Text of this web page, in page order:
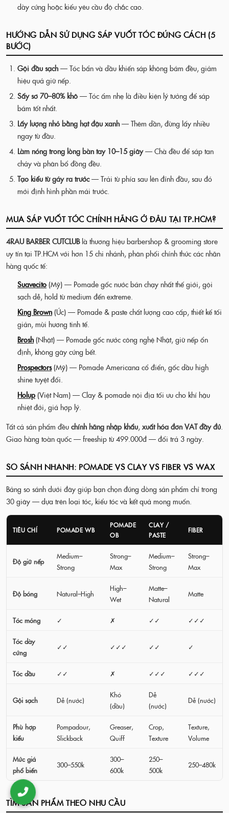
dày cứng hoặc kiểu yêu cầu độ chắc cao.
HƯỚNG DẪN SỬ DỤNG SÁP VUỐT TÓC ĐÚNG CÁCH (5
BƯỚC)
Gội đầu sạch — Tóc bẩn và dầu khiến sáp không bám đều, giảm
hiệu quả giữ nếp.
Sấy sơ 70–80% khô — Tóc ẩm nhẹ là điều kiện lý tưởng để sáp
bám tốt nhất.
Lấy lượng nhỏ bằng hạt đậu xanh — Thêm dần, đừng lấy nhiều
ngay từ đầu.
Làm nóng trong lòng bàn tay 10–15 giây— Chà đều để sáp tan
chảy và phân bổ đồng đều.
Tạo kiểu từ gáy ra trước— Trải từ phía sau lên đỉnh đầu, sau đó
mới định hình phần mái trước.
MUA SÁP VUỐT TÓC CHÍNH HÃNG Ở ĐÂU TẠI TP.HCM?
4RAU BARBER CUTCLUBlà thương hiệu barbershop & grooming store
uy tín tại TP.HCM với hơn 15 chi nhánh, phân phối chính thức các nhãn
hàng quốc tế:
Suavecito (Mỹ) — Pomade gốc nước bán chạy nhất thế giới, gội
sạch dễ, hold từ medium đến extreme.
King Brown (Úc) — Pomade & paste chất lượng cao cấp, thiết kế tối
giản, mùi hương tinh tế.
Brosh (Nhật) — Pomade gốc nước công nghệ Nhật, giữ nếp ổn
định, không gây cứng bết.
Prospectors(Mỹ) — Pomade Americana cổ điển, gốc dầu high
shine tuyệt đối.
Holup (Việt Nam) — Clay & pomade nội địa tối ưu cho khí hậu
nhiệt đới, giá hợp lý.
Tất cả sản phẩm đều chính hãng nhập khẩu, xuất hóa đơn VAT đầy đủ
Giao hàng toàn quốc — freeship từ 499.000đ — đổi trả 3 ngày.
SO SÁNH NHANH: POMADE VS CLAY VS FIBER VS WAX
Bảng so sánh dưới đây giúp bạn chọn đúng dòng sản phẩm chỉ trong
30 giây — dựa trên loại tóc, kiểu tóc và kết quả mong muốn.
TIÊU CHÍ POMADE WB
POMADE
OB
CLAY /
PASTE
FIBER
Độ giữ nếp
Medium–
Strong
Strong–
Max
Medium–
Strong
Strong–
Max
Độ bóng Natural–High
High–
Wet
Matte–
Natural
Matte
Tóc mỏng ✓ ✗ ✓✓ ✓✓✓
Tóc dày
cứng
✓✓ ✓✓✓ ✓✓ ✓
Tóc dầu ✓✓ ✗ ✓✓✓ ✓✓✓
Gội sạch Dễ (nước)
Khó
(dầu)
Dễ
(nước)
Dễ (nước)
Phù hợp
kiểu
Pompadour,
Slickback
Greaser,
Quiff
Crop,
Texture
Texture,
Volume
Mức giá
phổ biến
300–550k
300–
600k
250–
500k
250–480k
TÌM SẢN PHẨM THEO NHU CẦU